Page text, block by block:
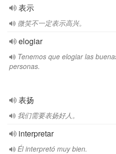
表示
微笑不一定表示高兴。
elogiar
Tenemos que elogiar las
personas.
表扬
我们需要表扬好人。
interpretar
Él interpretó muy bien.